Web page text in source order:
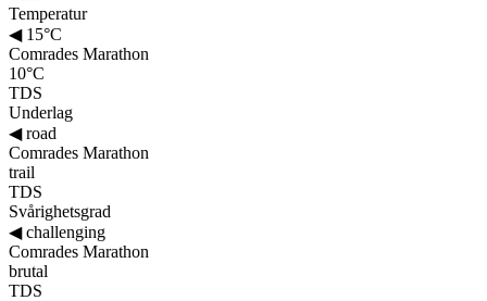
Temperatur
◀15°C
Comrades Marathon
10°C
TDS
Underlag
◀road
Comrades Marathon
trail
TDS
Svårighetsgrad
◀challenging
Comrades Marathon
brutal
TDS